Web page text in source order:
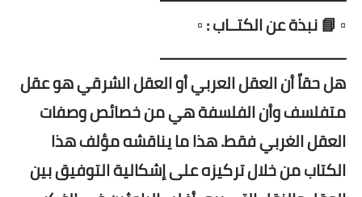
▫️ 📘 نبذة عن الكتــاب : ▫️
ــــــــــــــــــــــــــــــــــــــــــــــ
هل حقاً أن العقل العربي أو العقل الشرقي هو عقل
متفلسف وأن الفلسفة هي من خصائص وصفات
العقل الغربي فقط. هذا ما يناقشه مؤلف هذا
الكتاب من خلال تركيزه على إشكالية التوفيق بين